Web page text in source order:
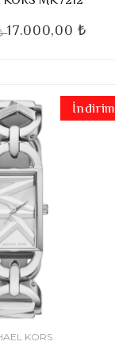
17.000,00 ₺
İndirim
KORS